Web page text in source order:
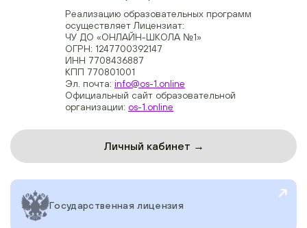
Реализацию образовательных программ
осуществляет Лицензиат:
ЧУ ДО «ОНЛАЙН-ШКОЛА №1»
ОГРН: 1247700392147
ИНН 7708436887
КПП 770801001
Эл. почта: info@os-1.online
Официальный сайт образовательной
организации: os-1.online
Личный кабинет →
Государственная лицензия